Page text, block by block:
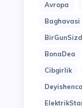
Avropa
Baghavasi
BonaDea
Cibgirlik